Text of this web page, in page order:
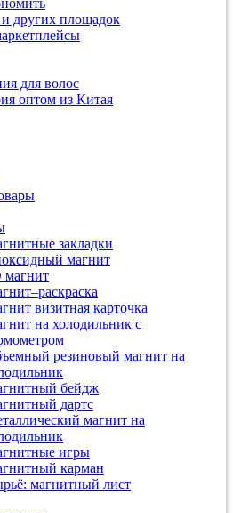
других площадок
для волос
оптом из Китая
закладки
магнит
магнит
визитная карточка
на холодильник с
резиновый магнит на
бейдж
дартс
магнит на
игры
карман
магнитный лист